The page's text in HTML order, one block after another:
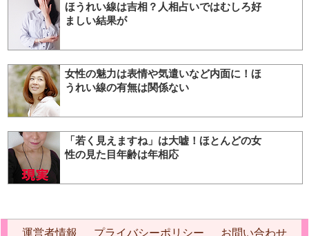
ほうれい線は吉相？人相占いではむしろ好
ましい結果が
女性の魅力は表情や気遣いなど内面に！ほ
うれい線の有無は関係ない
「若く見えますね」は大嘘！ほとんどの女
性の見た目年齢は年相応
運営者情報 プライバシーポリシー お問い合わせ